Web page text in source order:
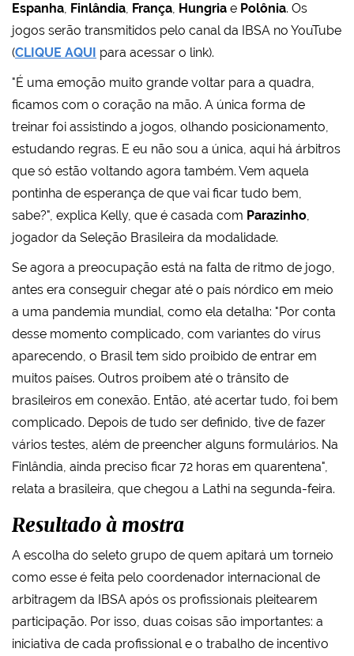
Espanha, Finlândia, França, Hungria e Polônia. Os
jogos serão transmitidos pelo canal da IBSA no YouTube
(CLIQUE AQUI para acessar o link).
"É uma emoção muito grande voltar para a quadra,
ficamos com o coração na mão. A única forma de
treinar foi assistindo a jogos, olhando posicionamento,
estudando regras. E eu não sou a única, aqui há árbitros
que só estão voltando agora também. Vem aquela
pontinha de esperança de que vai ficar tudo bem,
sabe?", explica Kelly, que é casada com Parazinho,
jogador da Seleção Brasileira da modalidade.
Se agora a preocupação está na falta de ritmo de jogo,
antes era conseguir chegar até o país nórdico em meio
a uma pandemia mundial, como ela detalha: "Por conta
desse momento complicado, com variantes do vírus
aparecendo, o Brasil tem sido proibido de entrar em
muitos países. Outros proíbem até o trânsito de
brasileiros em conexão. Então, até acertar tudo, foi bem
complicado. Depois de tudo ser definido, tive de fazer
vários testes, além de preencher alguns formulários. Na
Finlândia, ainda preciso ficar 72 horas em quarentena",
relata a brasileira, que chegou a Lathi na segunda-feira.
Resultado à mostra
A escolha do seleto grupo de quem apitará um torneio
como esse é feita pelo coordenador internacional de
arbitragem da IBSA após os profissionais pleitearem
participação. Por isso, duas coisas são importantes: a
iniciativa de cada profissional e o trabalho de incentivo